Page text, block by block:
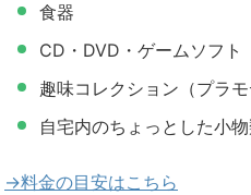
食器
CD・DVD・ゲームソフト
趣味コレクション（プラモ
自宅内のちょっとした小
→料金の目安はこちら